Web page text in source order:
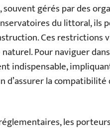
, souvent gérés par des
du littoral,
Ces
Pour naviguer
indispensable,
d’assurer la
les